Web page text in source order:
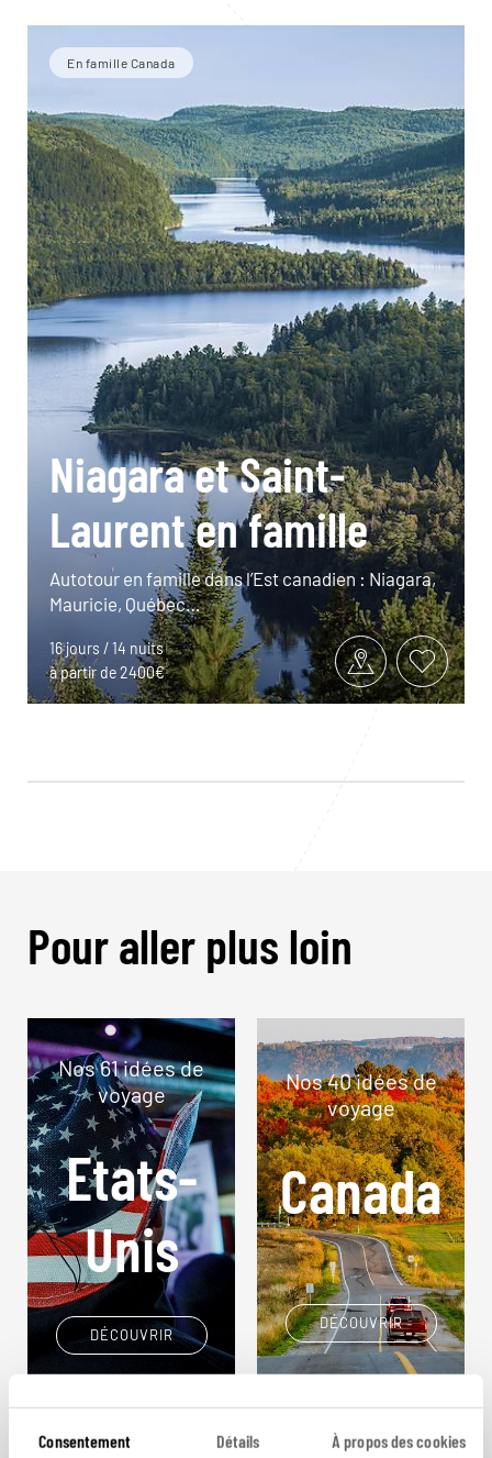
Consentement Détails À propos des cookies
En famille Canada
Niagara et Saint-
Laurent en famille
Autotour en famille dans l’Est canadien : Niagara,
Mauricie, Québec…
16 jours / 14 nuits
à partir de 2400€
Pour aller plus loin
Nos 61 idées de
voyage
Etats-
Unis
DÉCOUVRIR
Nos 40 idées de
voyage
Canada
DÉCOUVRIR